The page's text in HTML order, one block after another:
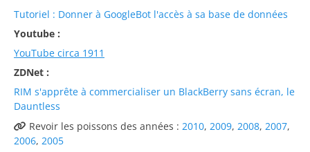
Tutoriel : Donner à GoogleBot l'accès à sa base de données
Youtube :
YouTube circa 1911
ZDNet :
RIM s'apprête à commercialiser un BlackBerry sans écran, le
Dauntless
Revoir les poissons des années : 2010, 2009, 2008, 2007,
2006, 2005